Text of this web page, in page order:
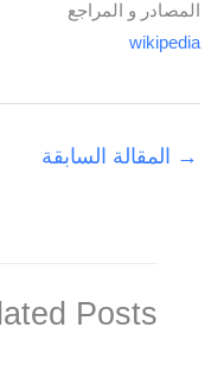
المصادر و المراجع
wikipedia
→ المقالة السابقة
Posts